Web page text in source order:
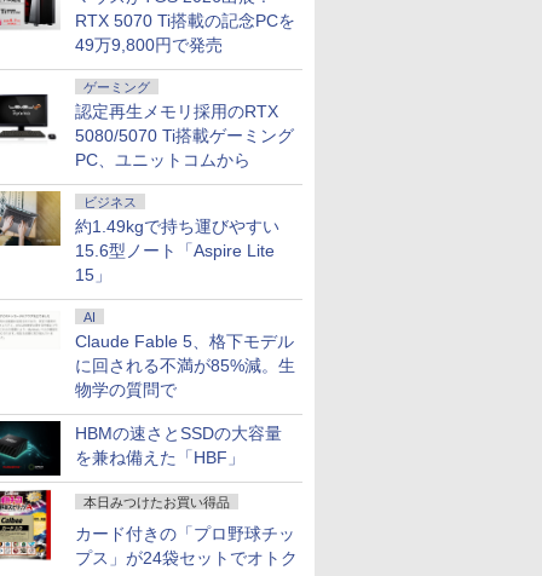
RTX 5070 Ti搭載の記念PCを
49万9,800円で発売
ゲーミング
認定再生メモリ採用のRTX
5080/5070 Ti搭載ゲーミング
PC、ユニットコムから
ビジネス
約1.49kgで持ち運びやすい
15.6型ノート「Aspire Lite
15」
AI
Claude Fable 5、格下モデル
に回される不満が85%減。生
物学の質問で
HBMの速さとSSDの大容量
を兼ね備えた「HBF」
本日みつけたお買い得品
カード付きの「プロ野球チッ
プス」が24袋セットでオトク